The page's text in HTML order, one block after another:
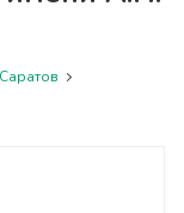
Саратов